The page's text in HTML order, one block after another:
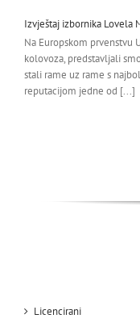
Izvještaj izbornika Lovela
Na Europskom prvenstvu
kolovoza, predstavljali
stali rame uz rame s
reputacijom jedne od [...]
Licencirani